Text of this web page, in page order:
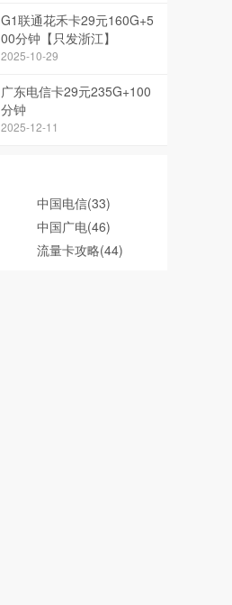
G1联通花禾卡29元160G+5
00分钟【只发浙江】
2025-10-29
广东电信卡29元235G+100
分钟
2025-12-11
中国电信(33)
中国广电(46)
流量卡攻略(44)